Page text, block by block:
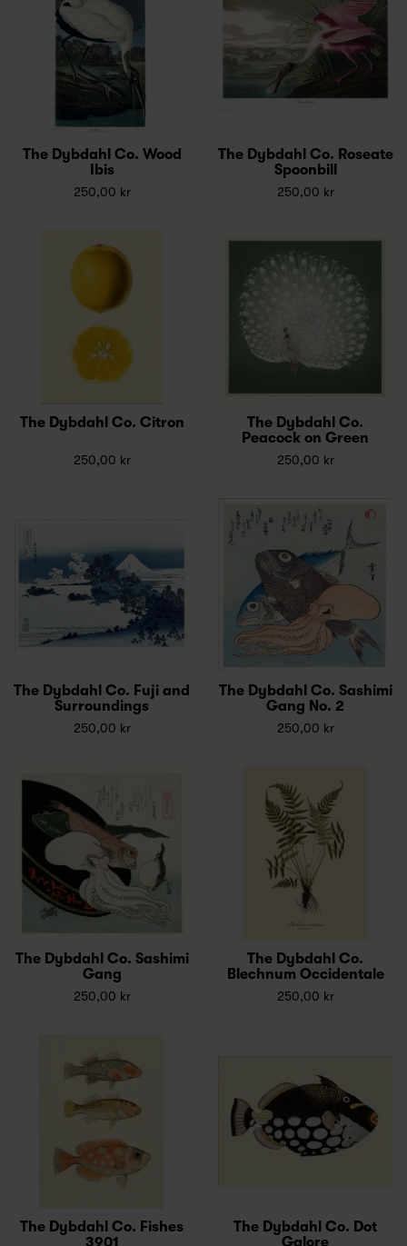
The Dybdahl Co. Wood
Ibis
250,00 kr
The Dybdahl Co. Roseate
Spoonbill
250,00 kr
The Dybdahl Co. Citron
250,00 kr
The Dybdahl Co.
Peacock on Green
250,00 kr
The Dybdahl Co. Fuji and
Surroundings
250,00 kr
The Dybdahl Co. Sashimi
Gang No. 2
250,00 kr
The Dybdahl Co. Sashimi
Gang
250,00 kr
The Dybdahl Co.
Blechnum Occidentale
250,00 kr
The Dybdahl Co. Fishes
3901
The Dybdahl Co. Dot
Galore